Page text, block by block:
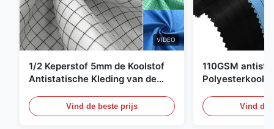
VIDEO
1/2 Keperstof 5mm de Koolstof
Antistatische Kleding van de
Vind de beste prijs
110GSM
Vind de